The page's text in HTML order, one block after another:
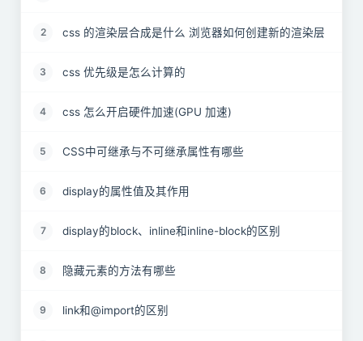
2 css 的渲染层合成是什么 浏览器如何创建新的渲染层
3 css 优先级是怎么计算的
4 css 怎么开启硬件加速(GPU 加速)
5 CSS中可继承与不可继承属性有哪些
6 display的属性值及其作用
7 display的block、inline和inline-block的区别
8 隐藏元素的方法有哪些
9 link和@import的区别